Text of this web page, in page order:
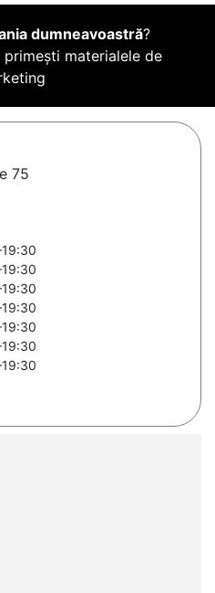
dumneavoastră?
primești materialele de
75